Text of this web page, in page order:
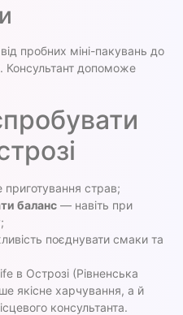
пробних міні-пакувань до
Консультант допоможе
страв;
баланс — навіть при
поєднувати смаки та
в Острозі (Рівненська
якісне харчування, а й
консультанта.